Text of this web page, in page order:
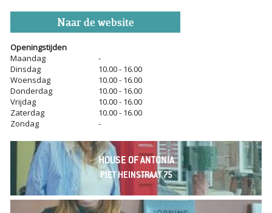
Naar de website
Openingstijden
Maandag
-
Dinsdag
10.00 - 16.00
Woensdag
10.00 - 16.00
Donderdag
10.00 - 16.00
Vrijdag
10.00 - 16.00
Zaterdag
10.00 - 16.00
Zondag
-
HOUSE OF ANTONIA
PIET HEINSTRAAT 75